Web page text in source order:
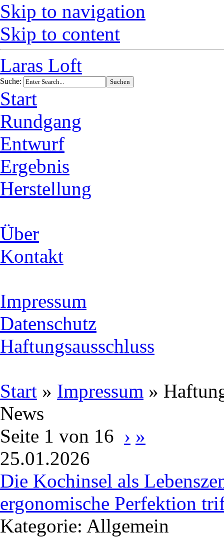
Skip to navigation
Skip to content
Laras Loft
Suche:
Start
Rundgang
Entwurf
Ergebnis
Herstellung
Über
Kontakt
Impressum
Datenschutz
Haftungsausschluss
Start » Impressum »
News
Seite 1 von 16 › »
25.01.2026
Die Kochinsel als
ergonomische Perfektion
Kategorie: Allgemein